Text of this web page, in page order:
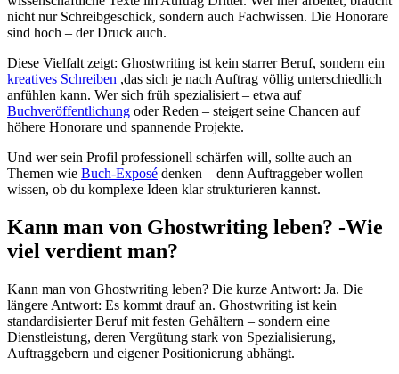
nicht nur Schreibgeschick, sondern auch Fachwissen. Die Honorare
sind hoch – der Druck auch.
Diese Vielfalt zeigt: Ghostwriting ist kein starrer Beruf, sondern ein
kreatives Schreiben ,das sich je nach Auftrag völlig unterschiedlich
anfühlen kann. Wer sich früh spezialisiert – etwa auf
Buchveröffentlichung oder Reden – steigert seine Chancen auf
höhere Honorare und spannende Projekte.
Und wer sein Profil professionell schärfen will, sollte auch an
Themen wie Buch-Exposé denken – denn Auftraggeber wollen
wissen, ob du komplexe Ideen klar strukturieren kannst.
Kann man von Ghostwriting leben? -Wie
viel verdient man?
Kann man von Ghostwriting leben? Die kurze Antwort: Ja. Die
längere Antwort: Es kommt drauf an. Ghostwriting ist kein
standardisierter Beruf mit festen Gehältern – sondern eine
Dienstleistung, deren Vergütung stark von Spezialisierung,
Auftraggebern und eigener Positionierung abhängt.